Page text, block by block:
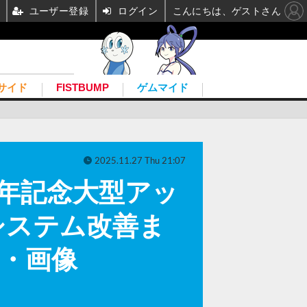
イド FISTBUMP ゲムマイド
記念大型アッ
テム改善ま
画像
2025.11.27 Thu 21:07
ユーザー登録 ログイン こんにちは、ゲストさん